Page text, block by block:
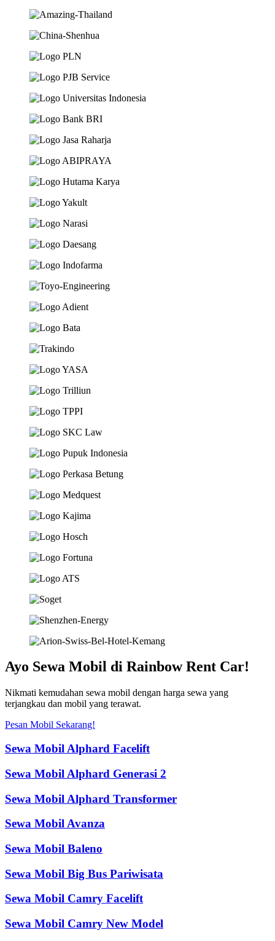
Ayo Sewa Mobil di Rainbow Rent Car!
Nikmati kemudahan sewa mobil dengan harga sewa yang
terjangkau dan mobil yang terawat.
Pesan Mobil Sekarang!
Sewa Mobil Alphard Facelift
Sewa Mobil Alphard Generasi 2
Sewa Mobil Alphard Transformer
Sewa Mobil Avanza
Sewa Mobil Baleno
Sewa Mobil Big Bus Pariwisata
Sewa Mobil Camry Facelift
Sewa Mobil Camry New Model